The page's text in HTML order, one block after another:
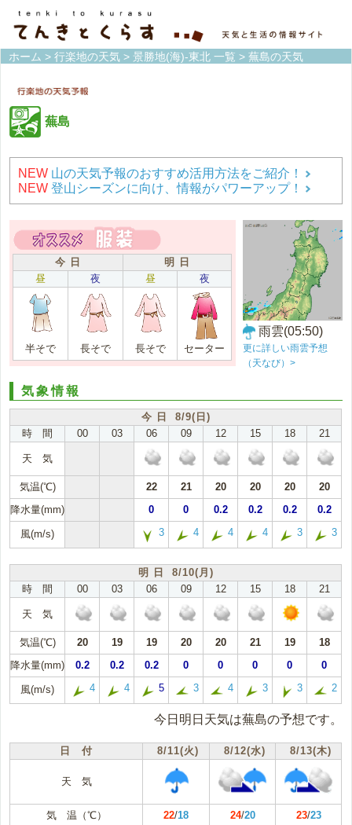
ホーム > 行楽地の天気 > 景勝地(海)-東北 一覧 > 蕪島の天気
蕪島
NEW 山の天気予報のおすすめ活用方法をご紹介！
NEW 登山シーズンに向け、情報がパワーアップ！
今 日
明 日
昼
夜 昼 夜
半そで 長そで 長そで セーター
雨雲(05:50)
更に詳しい雨雲予想
（天なび）>
気象情報
今 日 8/9(日)
時 間
00 03 06 09 12 15 18 21
天 気
気温(℃) 22 21 20 20 20
20
降水量(mm)
0 0 0.2 0.2 0.2 0.2
風(m/s) 3 4 4 4 3 3
明 日 8/10(月)
時 間
00 03 06 09 12 15 18 21
天 気
気温(℃) 20 19 19 20 20 21 19
18
降水量(mm)
0.2 0.2 0.2 0 0 0 0 0
風(m/s) 4 4 5 3 4 3 3 2
今日明日天気は蕪島の予想です。
日 付 8/11(火) 8/12(水) 8/13(木)
天 気
気 温（℃） 22/18 24/20 23/23